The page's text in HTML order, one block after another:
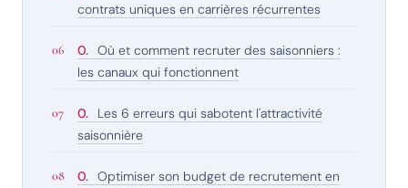
contrats uniques en carrières récurrentes
Où et comment recruter des saisonniers :
les canaux qui fonctionnent
Les 6 erreurs qui sabotent l'attractivité
saisonnière
Optimiser son budget de recrutement en